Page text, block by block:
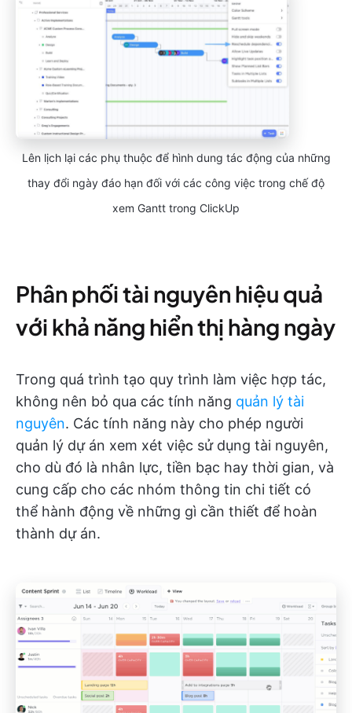
Lên lịch lại các phụ thuộc để hình dung tác động của những
thay đổi ngày đáo hạn đối với các công việc trong chế độ
xem Gantt trong ClickUp
Phân phối tài nguyên hiệu quả
với khả năng hiển thị hàng ngày
Trong quá trình tạo quy trình làm việc hợp tác,
không nên bỏ qua các tính năng quản lý tài
nguyên. Các tính năng này cho phép người
quản lý dự án xem xét việc sử dụng tài nguyên,
cho dù đó là nhân lực, tiền bạc hay thời gian, và
cung cấp cho các nhóm thông tin chi tiết có
thể hành động về những gì cần thiết để hoàn
thành dự án.